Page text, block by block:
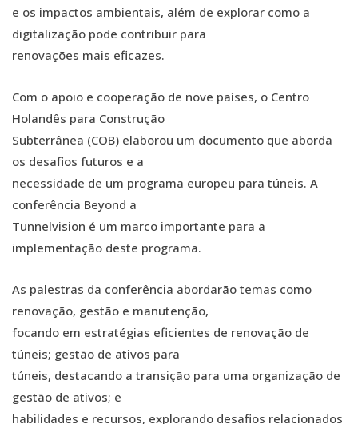
e os impactos ambientais, além de explorar como a
digitalização pode contribuir para
renovações mais eficazes.
Com o apoio e cooperação de nove países, o Centro
Holandês para Construção
Subterrânea (COB) elaborou um documento que aborda
os desafios futuros e a
necessidade de um programa europeu para túneis. A
conferência Beyond a
Tunnelvision é um marco importante para a
implementação deste programa.
As palestras da conferência abordarão temas como
renovação, gestão e manutenção,
focando em estratégias eficientes de renovação de
túneis; gestão de ativos para
túneis, destacando a transição para uma organização de
gestão de ativos; e
habilidades e recursos, explorando desafios relacionados